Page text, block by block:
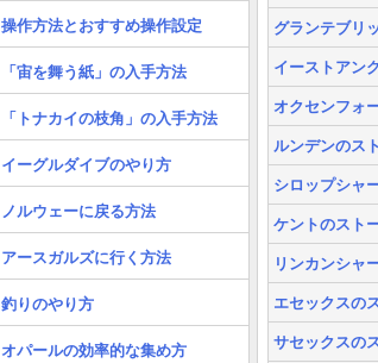
グランテブリ
イーストアン
オクセンフォ
ルンデンのス
シロップシャ
ケントのスト
リンカンシャ
エセックスの
サセックスの
操作方法とおすすめ操作設定
「宙を舞う紙」の入手方法
「トナカイの枝角」の入手方法
イーグルダイブのやり方
ノルウェーに戻る方法
アースガルズに行く方法
釣りのやり方
オパールの効率的な集め方